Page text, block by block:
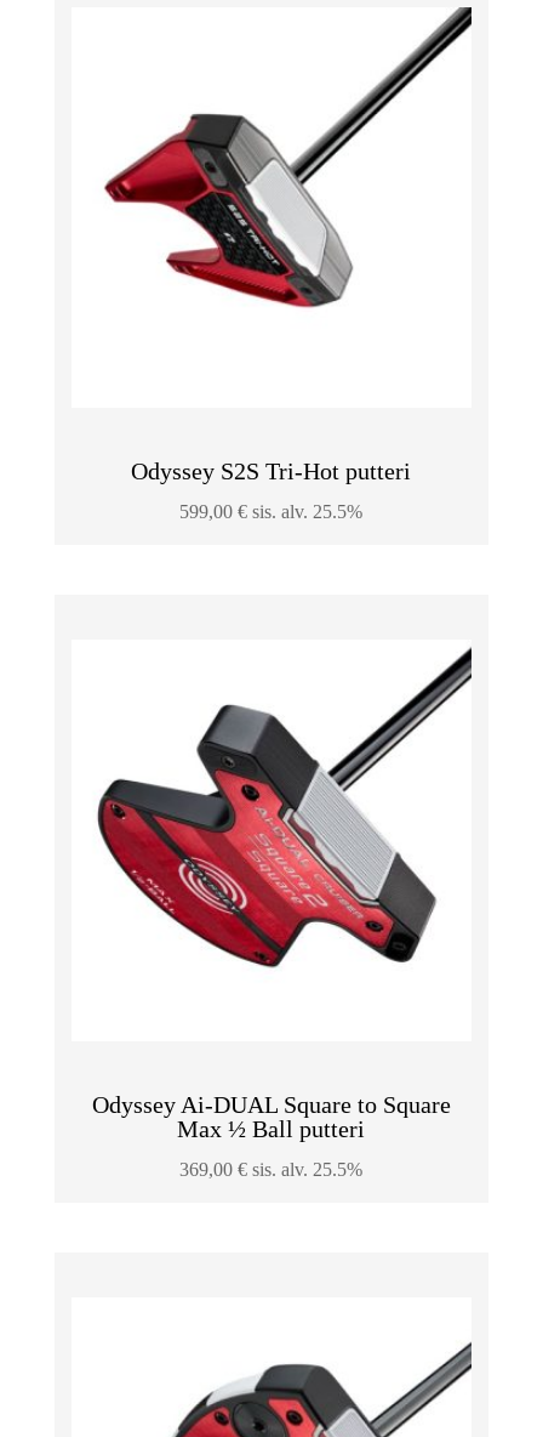
Odyssey S2S Tri-Hot putteri
599,00€ sis. alv. 25.5%
Odyssey Ai-DUAL Square to Square
Max ½ Ball putteri
369,00€ sis. alv. 25.5%